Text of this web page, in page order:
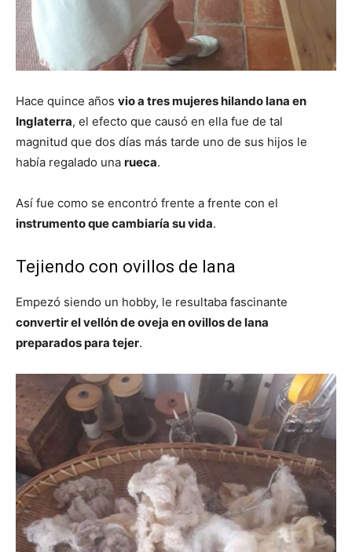
Hace quince años vio a tres mujeres hilando lana en
Inglaterra, el efecto que causó en ella fue de tal
magnitud que dos días más tarde uno de sus hijos le
había regalado una rueca.
Así fue como se encontró frente a frente con el
instrumento que cambiaría su vida.
Tejiendo con ovillos de lana
Empezó siendo un hobby, le resultaba fascinante
convertir el vellón de oveja en ovillos de lana
preparados para tejer.